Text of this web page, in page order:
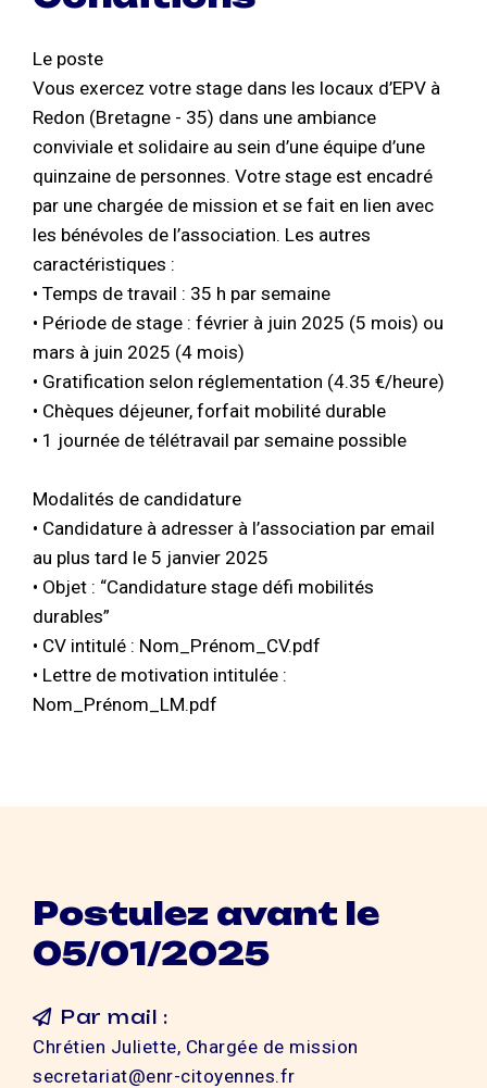
Le poste
Vous exercez votre stage dans les locaux d’EPV à
Redon (Bretagne - 35) dans une ambiance
conviviale et solidaire au sein d’une équipe d’une
quinzaine de personnes. Votre stage est encadré
par une chargée de mission et se fait en lien avec
les bénévoles de l’association. Les autres
caractéristiques :
• Temps de travail : 35 h par semaine
• Période de stage : février à juin 2025 (5 mois) ou
mars à juin 2025 (4 mois)
• Gratification selon réglementation (4.35 €/heure)
• Chèques déjeuner, forfait mobilité durable
• 1 journée de télétravail par semaine possible
Modalités de candidature
• Candidature à adresser à l’association par email
au plus tard le 5 janvier 2025
• Objet : “Candidature stage défi mobilités
durables”
• CV intitulé : Nom_Prénom_CV.pdf
• Lettre de motivation intitulée :
Nom_Prénom_LM.pdf
Postulez avant le
05/01/2025
Par mail :
Chrétien Juliette, Chargée de mission
secretariat@enr-citoyennes.fr